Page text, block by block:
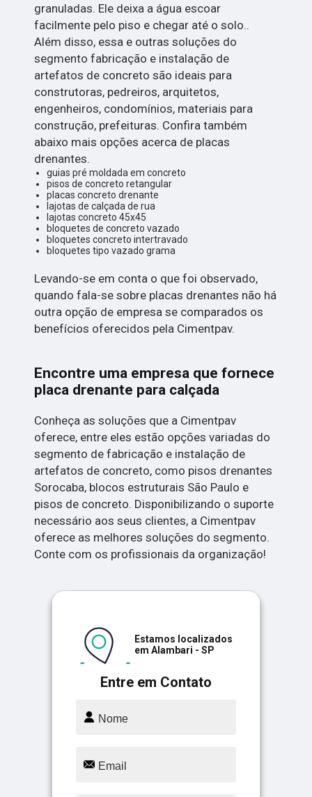
granuladas. Ele deixa a água escoar
facilmente pelo piso e chegar até o solo..
Além disso, essa e outras soluções do
segmento fabricação e instalação de
artefatos de concreto são ideais para
construtoras, pedreiros, arquitetos,
engenheiros, condomínios, materiais para
construção, prefeituras. Confira também
abaixo mais opções acerca de placas
drenantes.
guias pré moldada em concreto
pisos de concreto retangular
placas concreto drenante
lajotas de calçada de rua
lajotas concreto 45x45
bloquetes de concreto vazado
bloquetes concreto intertravado
bloquetes tipo vazado grama
Levando-se em conta o que foi observado,
quando fala-se sobre placas drenantes não há
outra opção de empresa se comparados os
benefícios oferecidos pela Cimentpav.
Encontre uma empresa que fornece
placa drenante para calçada
Conheça as soluções que a Cimentpav
oferece, entre eles estão opções variadas do
segmento de fabricação e instalação de
artefatos de concreto, como pisos drenantes
Sorocaba, blocos estruturais São Paulo e
pisos de concreto. Disponibilizando o suporte
necessário aos seus clientes, a Cimentpav
oferece as melhores soluções do segmento.
Conte com os profissionais da organização!
Entre em Contato
Estamos localizados
em Alambari - SP